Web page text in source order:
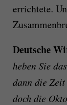
errichtete.
Deutsche
heben Sie
dann die
doch die